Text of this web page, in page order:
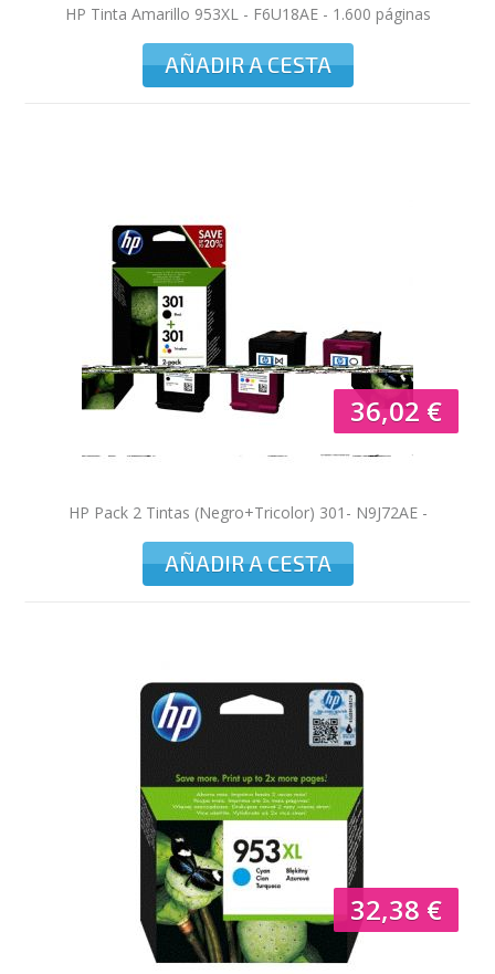
HP Tinta Amarillo 953XL - F6U18AE - 1.600 páginas
AÑADIR A CESTA
36,02 €
HP Pack 2 Tintas (Negro+Tricolor) 301- N9J72AE -
190/165 pag. mono/color
AÑADIR A CESTA
32,38 €